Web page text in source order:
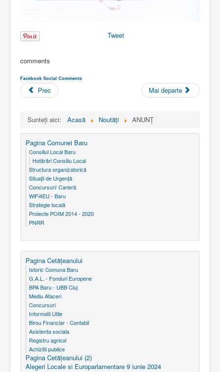
Tweet
comments
Facebook Social Comments
Prec Mai departe
Sunteți aici: Acasă Noutăţi ANUNȚ
Pagina Comunei Baru
Consiliul Local Baru
Hotărâri Consiliu Local
Structura organizatorică
Situaţii de Urgenţă
Concursuri/ Carieră
WiFi4EU - Baru
Strategie locală
Proiecte POIM 2014 - 2020
PNRR
Pagina Cetăţeanului
Istoric Comuna Baru
G.A.L. - Fonduri Europene
BPA Baru - UBB Cluj
Mediu Afaceri
Concursuri
Informatii Utile
Birou Financiar - Contabil
Asistenta sociala
Registru agricol
Achizitii publice
Pagina Cetăţeanului (2)
Alegeri Locale si Europarlamentare 9 iunie 2024